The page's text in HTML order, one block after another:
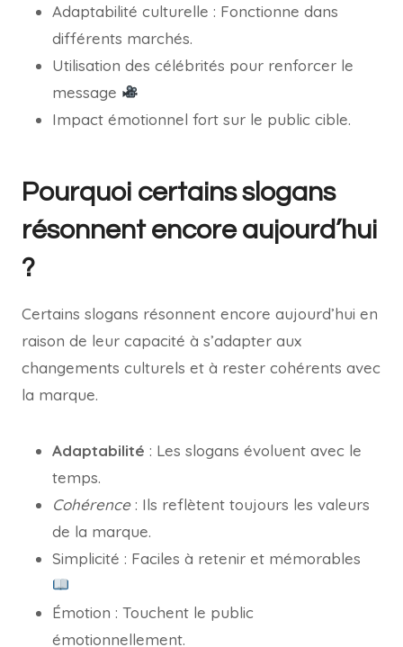
Adaptabilité culturelle : Fonctionne dans
différents marchés.
Utilisation des célébrités pour renforcer le
message
Impact émotionnel fort sur le public cible.
Pourquoi certains slogans
résonnent encore aujourd’hui
?
Certains slogans résonnent encore aujourd’hui en
raison de leur capacité à s’adapter aux
changements culturels et à rester cohérents avec
la marque.
Adaptabilité : Les slogans évoluent avec le
temps.
Cohérence: Ils reflètent toujours les valeurs
de la marque.
Simplicité : Faciles à retenir et mémorables
Émotion : Touchent le public
émotionnellement.